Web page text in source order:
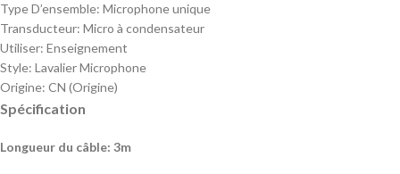
Type D’ensemble: Microphone unique
Transducteur: Micro à condensateur
Utiliser: Enseignement
Style: Lavalier Microphone
Origine: CN (Origine)
Spécification
Longueur du câble: 3m